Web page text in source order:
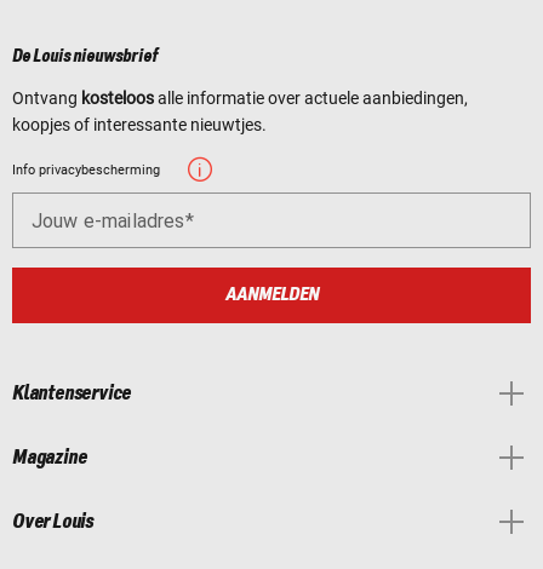
De Louis nieuwsbrief
Ontvang kosteloosalle informatie over actuele aanbiedingen,
koopjes of interessante nieuwtjes.
Info privacybescherming
Jouw e-mailadres
AANMELDEN
Klantenservice
Magazine
Over Louis